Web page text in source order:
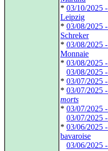
* 03/10/2025 -
Leipzig
* 03/08/2025 -
Schreker
* 03/08/2025 -
Monnaie
* 03/08/2025 -
03/08/2025 -
* 03/07/2025 -
* 03/07/2025 -
morts
* 03/07/2025 -
03/07/2025 -
* 03/06/2025 -
bavaroise
03/06/2025 -